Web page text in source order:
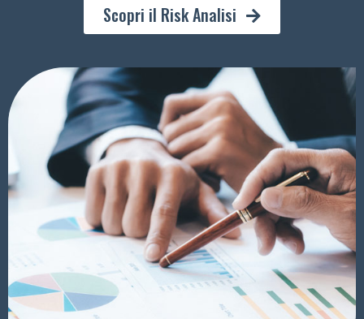
Scopri il Risk Analisi